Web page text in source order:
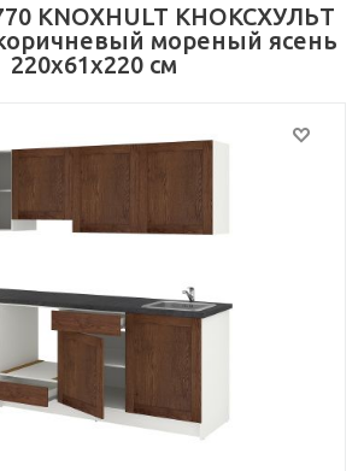
KNOXHULT КНОКСХУЛЬТ
мореный ясень
220x61x220 см